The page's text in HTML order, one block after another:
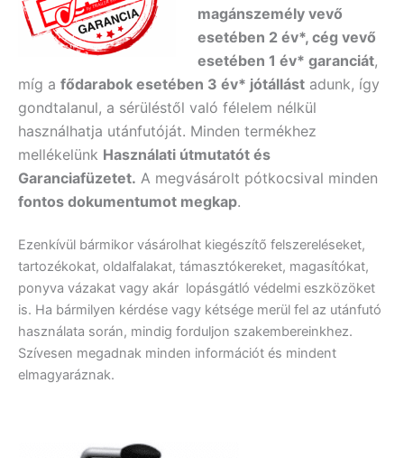
magánszemély vevő
esetében 2 év*, cég vevő
esetében 1 év* garanciát,
míg a fődarabok esetében 3 év* jótállást adunk, így
gondtalanul, a sérüléstől való félelem nélkül
használhatja utánfutóját. Minden termékhez
mellékelünk Használati útmutatót és
Garanciafüzetet. A megvásárolt pótkocsival minden
fontos dokumentumot megkap.
Ezenkívül bármikor vásárolhat kiegészítő felszereléseket,
tartozékokat, oldalfalakat, támasztókereket, magasítókat,
ponyva vázakat vagy akár lopásgátló védelmi eszközöket
is. Ha bármilyen kérdése vagy kétsége merül fel az utánfutó
használata során, mindig forduljon szakembereinkhez.
Szívesen megadnak minden információt és mindent
elmagyaráznak.